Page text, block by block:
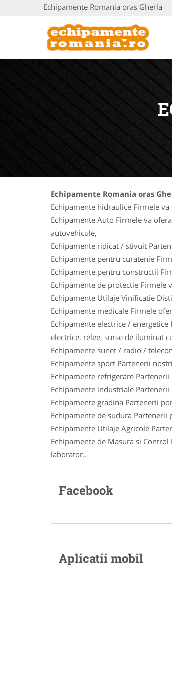
Echipamente Romania oras Gherla
Echipamente Romania oras
Echipamente hidraulice Firmele
Echipamente Auto Firmele va
autovehicule,
Echipamente ridicat / stivuit
Echipamente pentru curatenie
Echipamente pentru constructii
Echipamente de protectie
Echipamente Utilaje Vinificatie
Echipamente medicale Firmele
Echipamente electrice /
electrice, relee, surse de iluminat
Echipamente sunet / radio /
Echipamente sport Partenerii
Echipamente refrigerare
Echipamente industriale
Echipamente gradina Partenerii
Echipamente de sudura
Echipamente Utilaje Agricole
Echipamente de Masura si
laborator..
Facebook
Aplicatii mobil